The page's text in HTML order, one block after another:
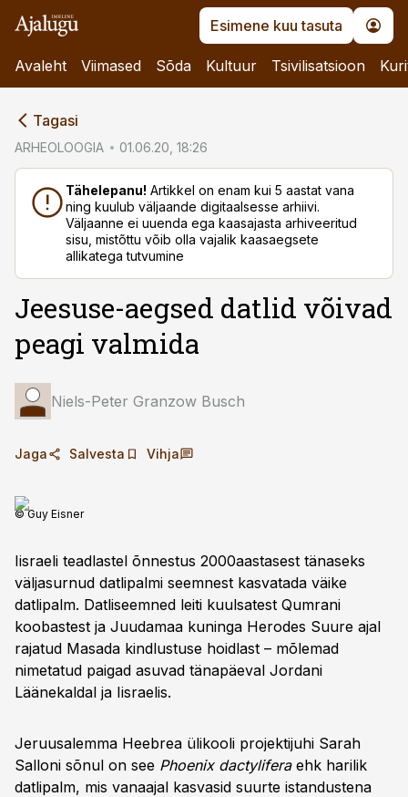
Esimene kuu tasuta
Avaleht Viimased Sõda Kultuur Tsivilisatsioon
Tagasi
ARHEOLOOGIA 01.06.20, 18:26
Tähelepanu! Artikkel on enam kui 5 aastat vana
ning kuulub väljaande digitaalsesse arhiivi.
Väljaanne ei uuenda ega kaasajasta arhiveeritud
sisu, mistõttu võib olla vajalik kaasaegsete
allikatega tutvumine
Jeesuse-aegsed datlid võivad
peagi valmida
Niels-Peter Granzow Busch
Jaga Salvesta Vihja
© Guy Eisner
Iisraeli teadlastel õnnestus 2000aastasest tänaseks
väljasurnud datlipalmi seemnest kasvata­da väike
datlipalm. Datliseemned leiti kuulsatest Qumrani
koobastest ja Juudamaa kuninga Herodes Suure ajal
rajatud Masada kindlustuse hoidlast – mõlemad
nimetatud paigad asuvad tänapäeval Jordani
Läänekaldal ja Iisraelis.
Jeruusalemma Heebrea ülikooli projektijuhi Sarah
Salloni sõnul on see Phoenix dactylifera ehk harilik
datlipalm, mis vanaajal kasvasid suurte istandustena